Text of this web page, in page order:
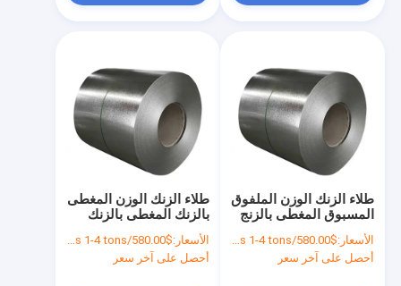
طلاء الزنك الوزن المغطى
بالزنك المغطى بالزنك
المغطى بالزنك المغطى
بالزنك
الأسعار:$580.00/tons 1-4 tons
أحصل على آخر سعر
طلاء الزنك الوزن الملفوق
المسبوق المغطى بالزنج
الحار يوفر الحماية من
الصدأ مثالية للمعدات
الخارجية والصناعية
الأسعار:$580.00/tons 1-4 tons
أحصل على آخر سعر